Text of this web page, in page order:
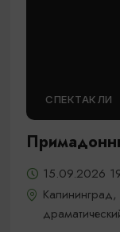
СПЕКТАКЛИ
15.09.2026